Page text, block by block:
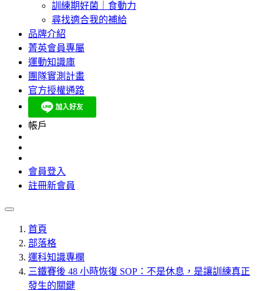
訓練期好菌｜食動力
尋找適合我的補給
品牌介紹
菁英會員專屬
運動知識庫
團隊實測計畫
官方授權通路
帳戶
會員登入
註冊新會員
首頁
部落格
運科知識專欄
三鐵賽後 48 小時恢復 SOP：不是休息，是讓訓練真正
發生的關鍵